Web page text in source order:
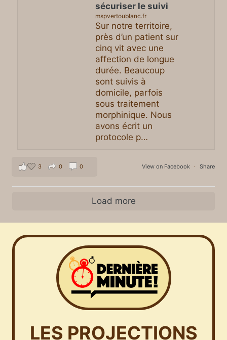
sécuriser le suivi
mspvertoublanc.fr
Sur notre territoire,
près d’un patient sur
cinq vit avec une
affection de longue
durée. Beaucoup
sont suivis à
domicile, parfois
sous traitement
morphinique. Nous
avons écrit un
protocole p…
View on Facebook · Share
3 0 0
Load more
LES PROJECTIONS